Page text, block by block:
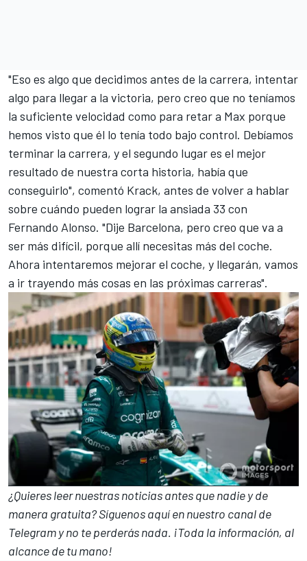
"Eso es algo que decidimos antes de la carrera, intentar
algo para llegar a la victoria, pero creo que no teníamos
la suficiente velocidad como para retar a Max porque
hemos visto que él lo tenía todo bajo control. Debíamos
terminar la carrera, y el segundo lugar es el mejor
resultado de nuestra corta historia, había que
conseguirlo", comentó Krack, antes de volver a hablar
sobre cuándo pueden lograr la ansiada 33 con
Fernando Alonso. "Dije Barcelona, pero creo que va a
ser más difícil, porque allí necesitas más del coche.
Ahora intentaremos mejorar el coche, y llegarán, vamos
a ir trayendo más cosas en las próximas carreras".
¿Quieres leer nuestras noticias antes que nadie y de
manera gratuita? Síguenosaquí en nuestro canal de
Telegramy no te perderás nada. ¡Toda la información, al
alcance de tu mano!